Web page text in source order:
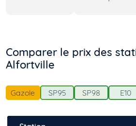
Comparer le prix des
Alfortville
Gazole SP95 SP98 E10